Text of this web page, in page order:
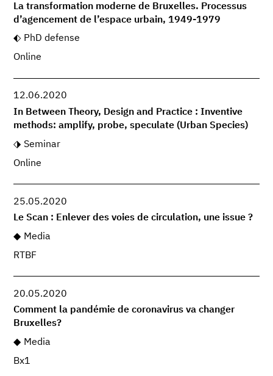
La transformation moderne de Bruxelles. Processus
d’agencement de l’espace urbain, 1949-1979
PhD defense
Online
12.06.2020
In Between Theory, Design and Practice : Inventive
methods: amplify, probe, speculate (Urban Species)
Seminar
Online
25.05.2020
Le Scan : Enlever des voies de circulation, une issue ?
Media
RTBF
20.05.2020
Comment la pandémie de coronavirus va changer
Bruxelles?
Media
Bx1